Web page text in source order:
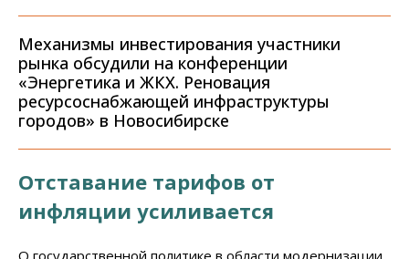
Механизмы инвестирования участники
рынка обсудили на конференции
«Энергетика и ЖКХ. Реновация
ресурсоснабжающей инфраструктуры
городов» в Новосибирске
Отставание тарифов от
инфляции усиливается